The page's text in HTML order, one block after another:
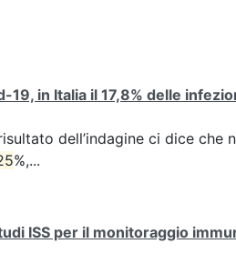
19, in Italia il 17,8% delle
dell’indagine ci dice che
%,...
ISS per il monitoraggio